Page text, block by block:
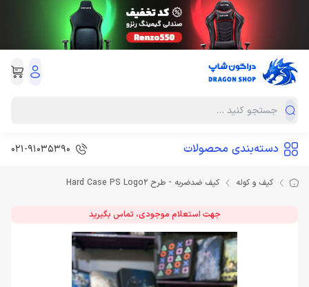
دسته‌بندی محصولات 021-91035390
کیف و کوله کیف ضدضربه - طرح Hard Case PS Logo2
جهت استعلام موجودی، تماس بگیرید